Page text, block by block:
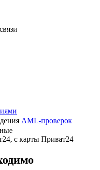
AML-проверок
с карты Приват24